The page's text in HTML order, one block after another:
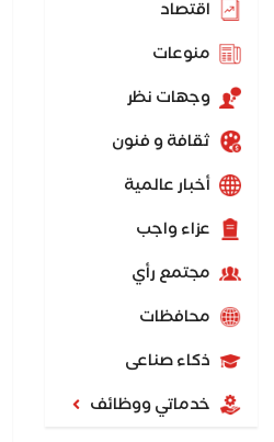
اقتصاد
منوعات
وجهات نظر
ثقافة و فنون
أخبار عالمية
عزاء واجب
مجتمع رأي
محافظات
ذكاء صناعى
خدماتي ووظائف